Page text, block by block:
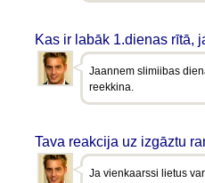
Kas ir labāk 1.dienas rītā,
Jaannem slimiibas
reekkina.
Tava reakcija uz izgāztu
Ja vienkaarssi lietus